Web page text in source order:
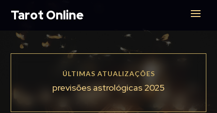
Tarot Online
ÚLTIMAS ATUALIZAÇÕES
previsões astrológicas 2025